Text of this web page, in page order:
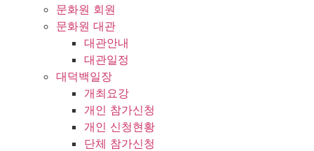
문화원 회원
문화원 대관
대관안내
대관일정
대덕백일장
개최요강
개인 참가신청
개인 신청현황
단체 참가신청